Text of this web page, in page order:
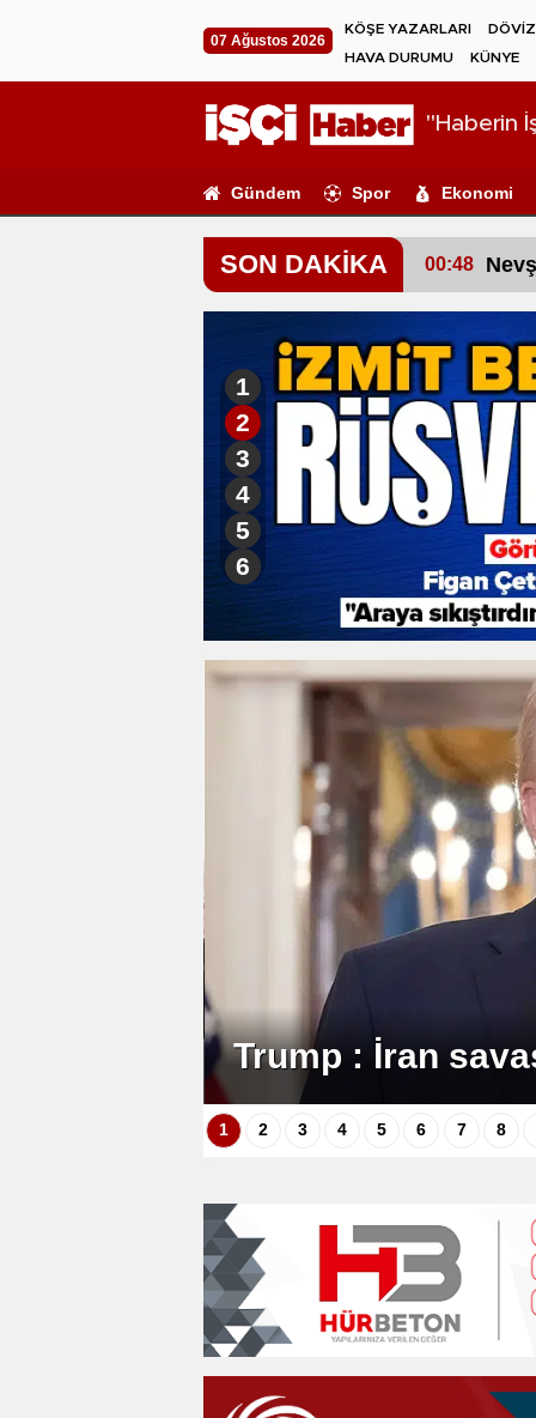
07 Ağustos 2026
KÖŞE YAZARLARI
HAVA DURUMU
KÜNYE
"Haberin
Gündem Spor Ekonomi
SON DAKİKA
otomobilin altında can verdi 00:43
1
2
3
4
5
6
Türkiye ve
dolarlık ticaret
1 2 3 4 5 6 7 8
Kilis'te seyir halindeki
kömürü yüklü tır, alev